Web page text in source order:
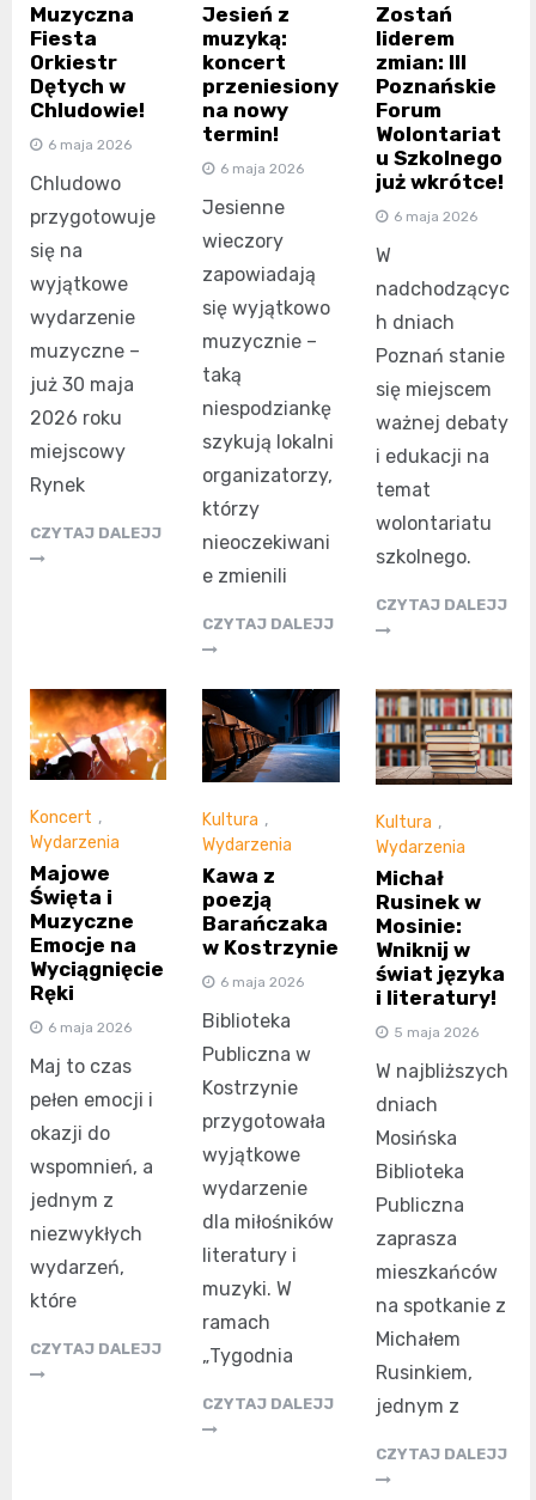
Muzyczna
Fiesta
Orkiestr
Dętych w
Chludowie!
6 maja 2026
Chludowo
przygotowuje
się na
wyjątkowe
wydarzenie
muzyczne –
już 30 maja
2026 roku
miejscowy
Rynek
CZYTAJ DALEJJ
Jesień z
muzyką:
koncert
przeniesiony
na nowy
termin!
6 maja 2026
Jesienne
wieczory
zapowiadają
się wyjątkowo
muzycznie –
taką
niespodziankę
szykują lokalni
organizatorzy,
którzy
nieoczekiwani
e zmienili
CZYTAJ DALEJJ
Zostań
liderem
zmian: III
Poznańskie
Forum
Wolontariat
u Szkolnego
już wkrótce!
6 maja 2026
W
nadchodzącyc
h dniach
Poznań stanie
się miejscem
ważnej debaty
i edukacji na
temat
wolontariatu
szkolnego.
CZYTAJ DALEJJ
Koncert ,
Wydarzenia
Majowe
Święta i
Muzyczne
Emocje na
Wyciągnięcie
Ręki
6 maja 2026
Maj to czas
pełen emocji i
okazji do
wspomnień, a
jednym z
niezwykłych
wydarzeń,
które
CZYTAJ DALEJJ
Kultura ,
Wydarzenia
Kawa z
poezją
Barańczaka
w Kostrzynie
6 maja 2026
Biblioteka
Publiczna w
Kostrzynie
przygotowała
wyjątkowe
wydarzenie
dla miłośników
literatury i
muzyki. W
ramach
„Tygodnia
CZYTAJ DALEJJ
Kultura ,
Wydarzenia
Michał
Rusinek w
Mosinie:
Wniknij w
świat języka
i literatury!
5 maja 2026
W najbliższych
dniach
Mosińska
Biblioteka
Publiczna
zaprasza
mieszkańców
na spotkanie z
Michałem
Rusinkiem,
jednym z
CZYTAJ DALEJJ